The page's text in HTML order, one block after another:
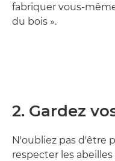
fabriquer vous-
du bois ».
2. Gardez
N'oubliez pas d'être
respecter les